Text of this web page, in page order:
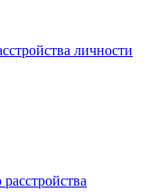
личности